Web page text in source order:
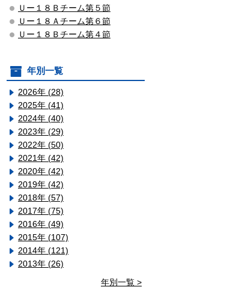
Ｕー１８Ｂチーム第５節
Ｕー１８Ａチーム第６節
Ｕー１８Ｂチーム第４節
年別一覧
2026年 (28)
2025年 (41)
2024年 (40)
2023年 (29)
2022年 (50)
2021年 (42)
2020年 (42)
2019年 (42)
2018年 (57)
2017年 (75)
2016年 (49)
2015年 (107)
2014年 (121)
2013年 (26)
年別一覧 >